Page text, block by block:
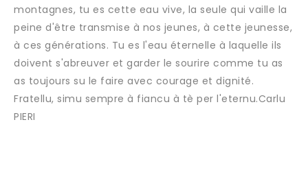
montagnes, tu es cette eau vive, la seule qui vaille la
peine d'être transmise à nos jeunes, à cette jeunesse,
à ces générations. Tu es l'eau éternelle à laquelle ils
doivent s'abreuver et garder le sourire comme tu as
as toujours su le faire avec courage et dignité.
Fratellu, simu sempre à fiancu à tè per l'eternu.Carlu
PIERI